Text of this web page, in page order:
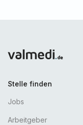
Stelle finden
Jobs
Arbeitgeber